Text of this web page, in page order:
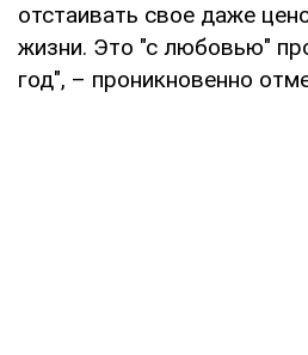
отстаивать свое даже
жизни. Это "с любовью"
год", – проникновенно